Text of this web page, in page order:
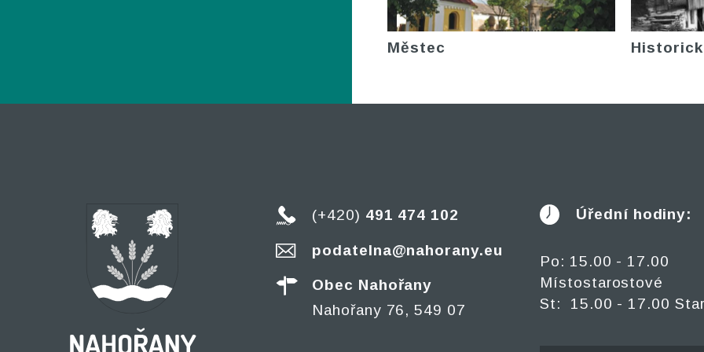
Městec
(+420) 491 474 102
podatelna@nahorany.eu
Obec Nahořany
Nahořany 76, 549 07
Úřední hodiny:
Po: 15.00 - 17.00
Místostarostové
St: 15.00 - 17.00